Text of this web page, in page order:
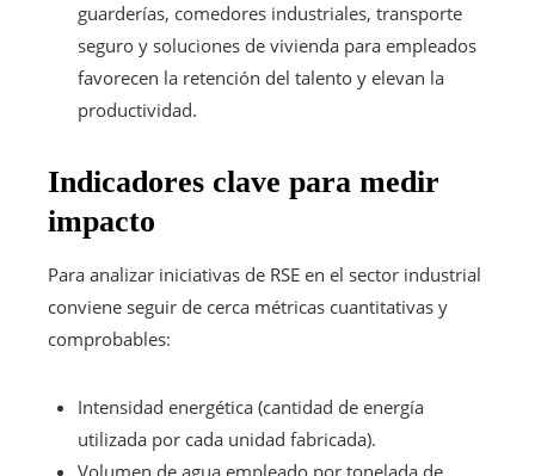
guarderías, comedores industriales, transporte
seguro y soluciones de vivienda para empleados
favorecen la retención del talento y elevan la
productividad.
Indicadores clave para medir
impacto
Para analizar iniciativas de RSE en el sector industrial
conviene seguir de cerca métricas cuantitativas y
comprobables:
Intensidad energética (cantidad de energía
utilizada por cada unidad fabricada).